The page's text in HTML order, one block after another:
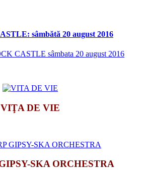
sâmbătă 20 august 2016
VIŢA DE VIE
SKA ORCHESTRA